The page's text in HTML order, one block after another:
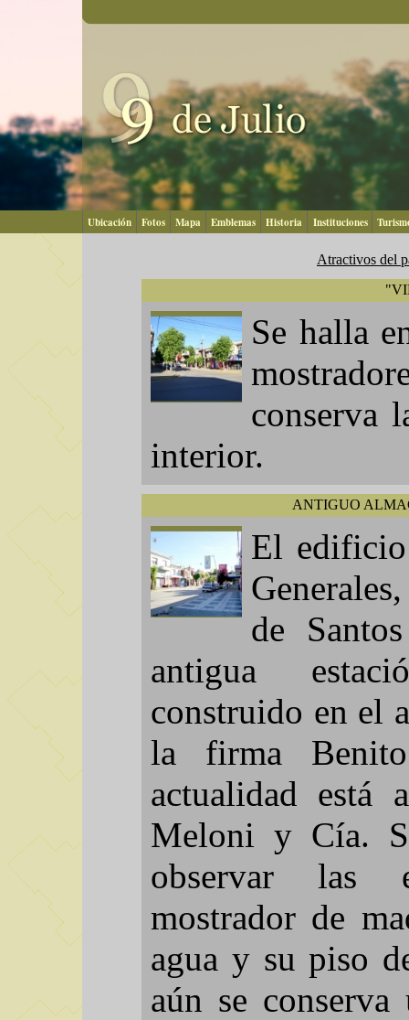
Ubicación Fotos Mapa Emblemas Historia Instituciones
Atractivos del
Se halla
conserva
interior.
ANTIGUO
El edificio
de
antigua
construido en el
la firma
actualidad está
Meloni y Cía.
observar las
mostrador de
agua y su piso
aún se